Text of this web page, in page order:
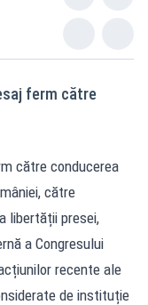
ferm către
către conducerea
către
libertății presei,
a Congresului
recente ale
de instituție